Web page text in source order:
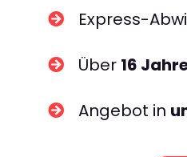
Express-
Über 16
Angebot in